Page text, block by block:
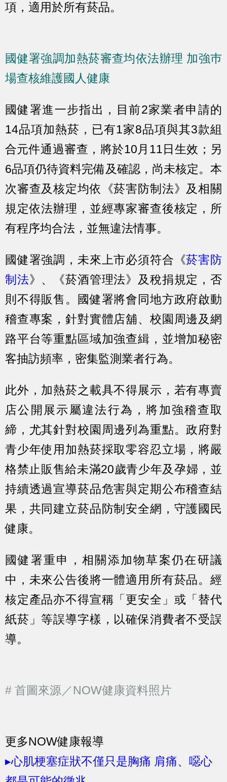
項，適用於所有菸品。
國健署強調加熱菸審查均依法辦理 加強巿
場查核維護國人健康
國健署進一步指出，目前2家業者申請的
14品項加熱菸，已有1家8品項與其3款組
合元件通過審查，將於10月11日生效；另
6品項仍待資料完備及確認，尚未核定。本
次審查及核定均依《菸害防制法》及相關
規定依法辦理，並經專家審查後核定，所
有程序均合法，並無違法情事。
國健署強調，未來上市必須符合《菸害防
制法》、《菸酒管理法》及稅捐規定，否
則不得販售。國健署將會同地方政府啟動
稽查專案，針對實體店舖、校園周邊及網
路平台等重點區域加強查緝，並增加秘密
客抽訪頻率，密集監測業者行為。
此外，加熱菸之載具不得展示，若有專賣
店公開展示屬違法行為，將加強稽查取
締，尤其針對校園周邊列為重點。政府對
青少年使用加熱菸採取零容忍立場，將嚴
格禁止販售給未滿20歲青少年及孕婦，並
持續透過宣導菸品危害與定期公布稽查結
果，共同建立菸品防制安全網，守護國民
健康。
國健署重申，相關添加物草案仍在研議
中，未來公告後將一體適用所有菸品。經
核定產品亦不得宣稱「更安全」或「替代
紙菸」等誤導字樣，以確保消費者不受誤
導。
# 首圖來源／NOW健康資料照片
更多NOW健康報導
▸心肌梗塞症狀不僅只是胸痛 肩痛、噁心